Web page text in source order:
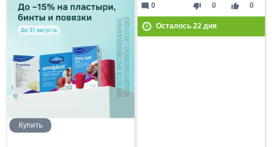
thumb_down 0 thumb_up 0
mode_comment 0
Осталось 22дня
Купить